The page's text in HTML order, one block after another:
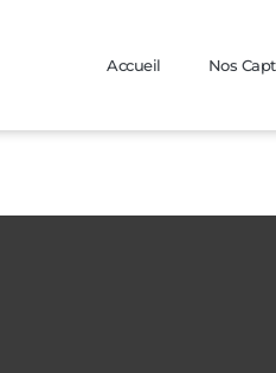
Accueil Nos